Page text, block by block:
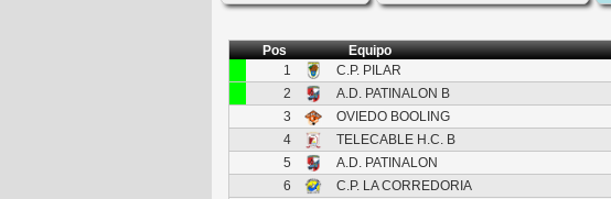
Pos Equipo
1
C.P. PILAR
2
A.D. PATINALON B
3
OVIEDO BOOLING
4
TELECABLE H.C. B
5
A.D. PATINALON
6
C.P. LA CORREDORIA